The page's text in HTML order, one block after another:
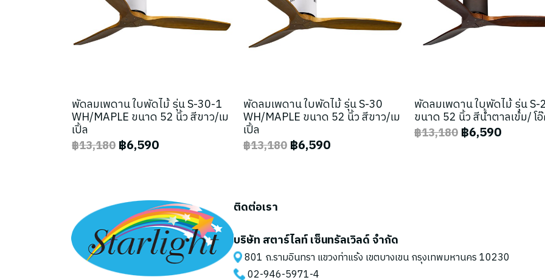
พัดลมเพดาน ใบพัดไม้ รุ่น S-30-1
WH/MAPLE ขนาด 52 นิ้ว สีขาว/เม
เปิ้ล
฿13,180 ฿6,590
พัดลมเพดาน ใบพัดไม้ รุ่น S-30
WH/MAPLE ขนาด 52 นิ้ว สีขาว/เม
เปิ้ล
฿13,180 ฿6,590
พัดลมเพดาน ใบพัดไม้ รุ่น
ขนาด 52 นิ้ว สีน้ำตาลเข้ม/ โ
฿13,180 ฿6,590
ติดต่อเรา
บริษัท สตาร์ไลท์ เซ็นทรัลเวิลด์ จำกัด
801 ถ.รามอินทรา แขวงท่าแร้ง เขตบางเขน กรุงเทพมหานคร 10230
02-946-5971-4